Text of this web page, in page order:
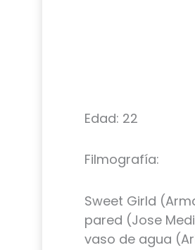
Edad: 22
Filmografía:
Sweet Girld
pared (Jose
vaso de agua